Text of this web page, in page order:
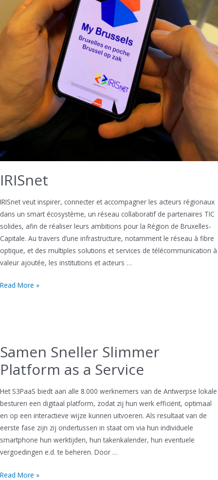
IRISnet
IRISnet veut inspirer, connecter et accompagner les acteurs régionaux
dans un smart écosystème, un réseau collaboratif de partenaires TIC
solides, afin de réaliser leurs ambitions pour la Région de Bruxelles-
Capitale. Au travers d’une infrastructure, notamment le réseau à fibre
optique, et des multiples solutions et services de télécommunication à
valeur ajoutée, les institutions et acteurs …
IRISnet
Read More »
Samen Sneller Slimmer
Platform as a Service
Het S3PaaS biedt aan alle 8.000 werknemers van de Antwerpse lokale
besturen een digitaal platform, zodat zij hun werk efficiënt, optimaal
en op een interactieve wijze kunnen uitvoeren. Als resultaat van de
eerste fase zijn zij ondertussen in staat om via hun individuele
smartphone hun werktijden, hun takenkalender, hun eventuele
vergoedingen e.d. te beheren. Door …
Samen
Read More »